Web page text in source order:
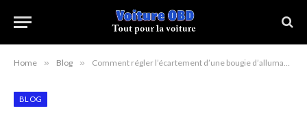
Home » Blog » Comment régler l’écartement d’une bougie d’allumage : guide expert pour une performance optimale
BLOG